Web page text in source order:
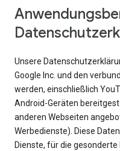
Unsere
Google Inc. und den
werden, einschließlich
Android-Geräten
anderen Webseiten
Werbedienste). Diese
Dienste, für die